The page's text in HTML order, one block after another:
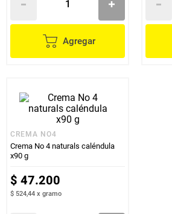
Agregar
CREMA NO4
Crema No 4 naturals caléndula
x90 g
$ 47.200
$ 524,44 x gramo